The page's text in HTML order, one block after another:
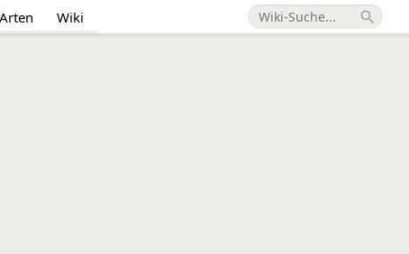
Arten Wiki search